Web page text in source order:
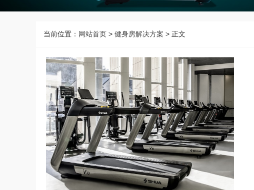
当前位置： 网站首页 > 健身房解决方案 > 正文